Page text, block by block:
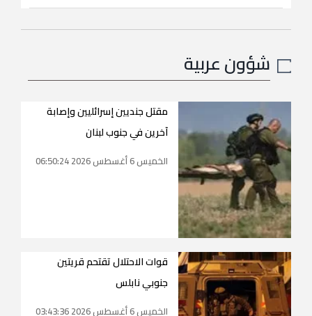
شؤون عربية
مقتل جنديين إسرائليين وإصابة
آخرين في جنوب لبنان
الخميس 6 أغسطس 2026 06:50:24
قوات الاحتلال تقتحم قريتين
جنوبي نابلس
الخميس 6 أغسطس 2026 03:43:36